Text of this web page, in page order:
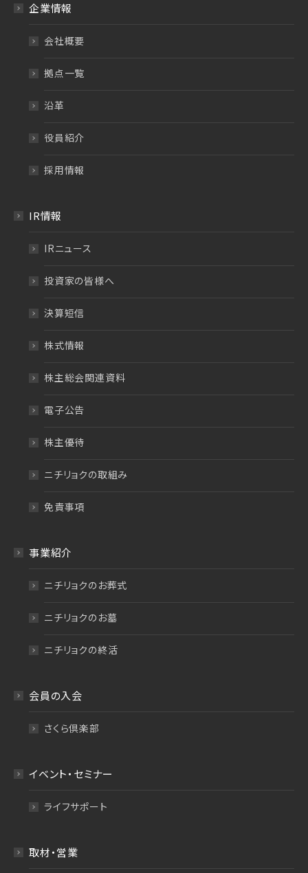
企業情報
会社概要
拠点一覧
沿革
役員紹介
採用情報
IR情報
IRニュース
投資家の皆様へ
決算短信
株式情報
株主総会関連資料
電子公告
株主優待
ニチリョクの取組み
免責事項
事業紹介
ニチリョクのお葬式
ニチリョクのお墓
ニチリョクの終活
会員の入会
さくら倶楽部
イベント・セミナー
ライフサポート
取材・営業